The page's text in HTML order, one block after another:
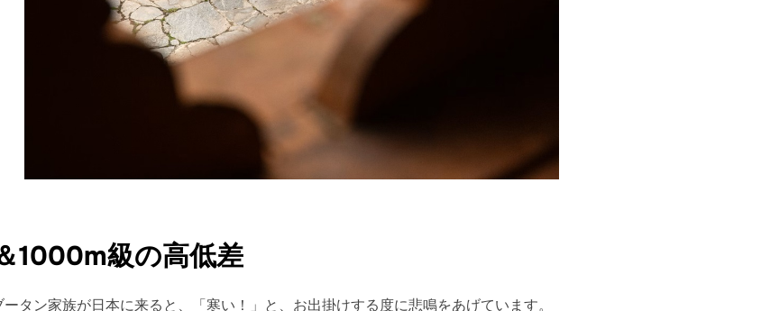
1000m級の高低差
タン家族が日本に来ると、「寒い！」と、お出掛けする度に悲鳴をあげています。